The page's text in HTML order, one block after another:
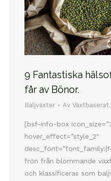
9 Fantastiska
får av Bönor.
Baljväxter Av
[bsf-info-box
hover_effect=”style_2″
frön från blommande
och klassificeras som